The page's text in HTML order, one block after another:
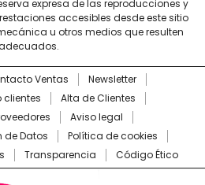
expresa de las reproducciones y
accesibles desde este sitio
u otros medios que resulten
Ventas
Newsletter
clientes
Alta de Clientes
Aviso legal
de Datos
Política de cookies
Transparencia Código Ético